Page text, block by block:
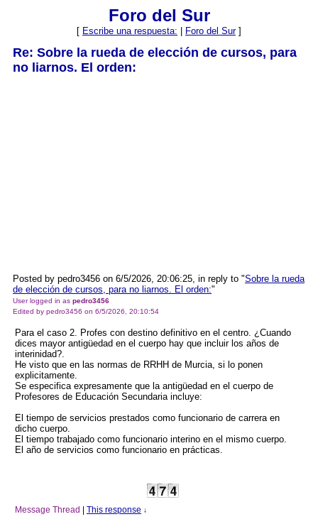
Foro del Sur
[ Escribe una respuesta: Foro del Sur]
Re: Sobre la rueda de elección de cursos, para
no liarnos. El orden:
Posted by pedro3456 on 6/5/2026, 20:06:25, in reply to "Sobre la rueda
de elección de cursos, para no liarnos. El orden:"
User logged in as pedro3456
Edited by pedro3456 on 6/5/2026, 20:10:54
Para el caso 2. Profes con destino definitivo en el centro. ¿Cuando
dices mayor antigüedad en el cuerpo hay que incluir los años de
interinidad?.
He visto que en las normas de RRHH de Murcia, si lo ponen
explicitamente.
Se especifica expresamente que la antigüedad en el cuerpo de
Profesores de Educación Secundaria incluye:
El tiempo de servicios prestados como funcionario de carrera en
dicho cuerpo.
El tiempo trabajado como funcionario interino en el mismo cuerpo.
El año de servicios como funcionario en prácticas.
Message Thread This response ↓